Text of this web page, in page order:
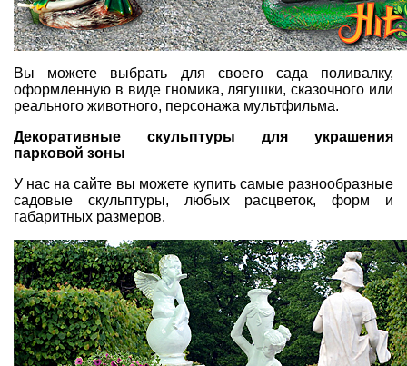
Вы можете выбрать для своего сада поливалку,
оформленную в виде гномика, лягушки, сказочного или
реального животного, персонажа мультфильма.
Декоративные скульптуры для украшения
парковой зоны
У нас на сайте вы можете купить самые разнообразные
садовые скульптуры, любых расцветок, форм и
габаритных размеров.